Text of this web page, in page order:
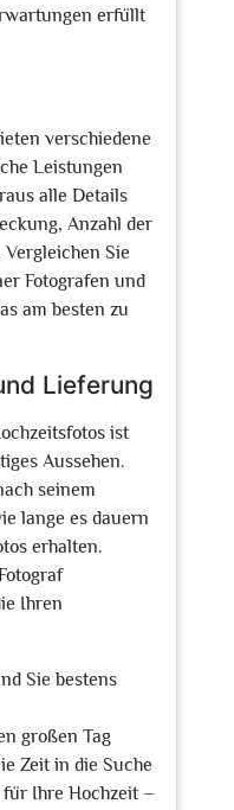
erfüllt
verschiedene
Leistungen
alle Details
Anzahl der
Sie
Fotografen und
am besten zu
Lieferung
ist
Aussehen.
seinem
lange es dauern
erhalten.
Ihren
Sie bestens
großen Tag
Zeit in die Suche
Ihre Hochzeit –